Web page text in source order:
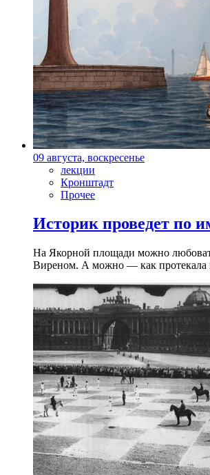
09 августа, воскресенье
лекции
Кронштадт
Прочее
Историк проведет по
На Якорной площади можно
Виреном. А можно — как протекала